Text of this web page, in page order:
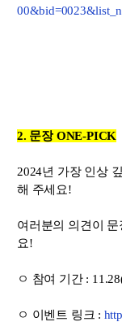
2. 문장 ONE-PICK
2024년 가장 인상
해 주세요!
여러분의 의견이 문
요!
ㅇ 참여 기간 :
ㅇ 이벤트 링크 :